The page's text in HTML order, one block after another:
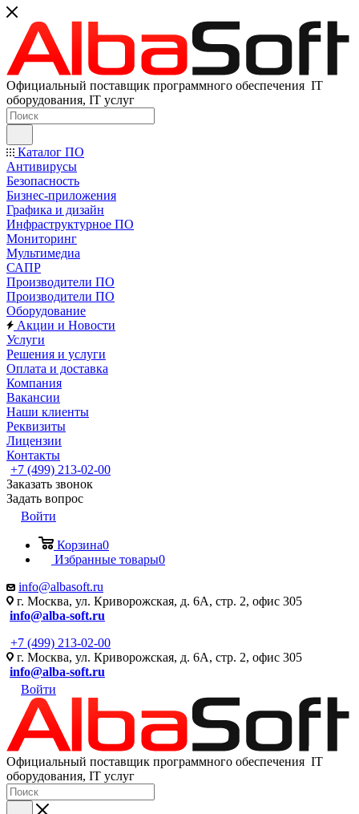
Официальный поставщик программного обеспечения IT
оборудования, IT услуг
Каталог ПО
Антивирусы
Безопасность
Бизнес-приложения
Графика и дизайн
Инфраструктурное ПО
Мониторинг
Мультимедиа
САПР
Производители ПО
Производители ПО
Оборудование
Акции и Новости
Услуги
Решения и услуги
Оплата и доставка
Компания
Вакансии
Наши клиенты
Реквизиты
Лицензии
Контакты
+7 (499) 213-02-00
Заказать звонок
Задать вопрос
Войти
Корзина0
Избранные товары0
info@albasoft.ru
г. Москва, ул. Криворожская, д. 6А, стр. 2, офис 305
info@alba-soft.ru
+7 (499) 213-02-00
г. Москва, ул. Криворожская, д. 6А, стр. 2, офис 305
info@alba-soft.ru
Войти
Официальный поставщик программного обеспечения IT
оборудования, IT услуг